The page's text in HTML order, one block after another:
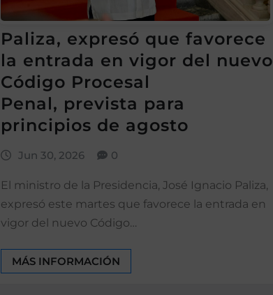
Paliza, expresó que favorece
la entrada en vigor del nuevo
Código Procesal
Penal, prevista para
principios de agosto
Jun 30, 2026 0
El ministro de la Presidencia, José Ignacio Paliza,
expresó este martes que favorece la entrada en
vigor del nuevo Código…
MÁS INFORMACIÓN